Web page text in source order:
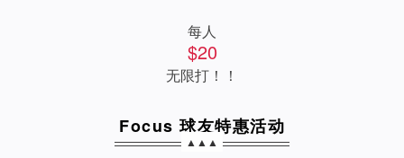
每人
$20
无限打！！
Focus 球友特惠活动
▲▲▲